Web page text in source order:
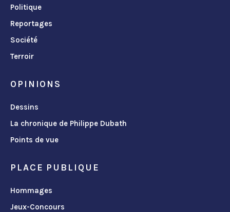
Politique
Reportages
Société
Terroir
OPINIONS
Dessins
La chronique de Philippe Dubath
Points de vue
PLACE PUBLIQUE
Hommages
Jeux-Concours